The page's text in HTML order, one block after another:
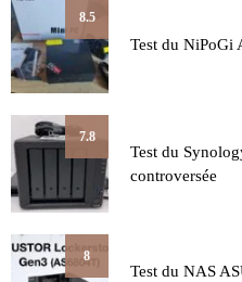
8.5
Test du NiPoGi
7.8
Test du
controversée
8
Test du NAS